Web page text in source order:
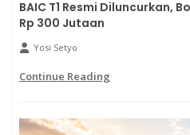
BAIC T1 Resmi Diluncurkan,
Rp 300 Jutaan
Yosi Setyo
Continue Reading